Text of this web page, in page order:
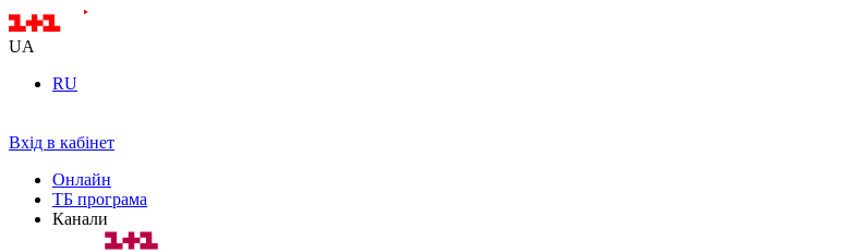
UA
RU
Вхід в кабінет
Онлайн
ТБ програма
Канали